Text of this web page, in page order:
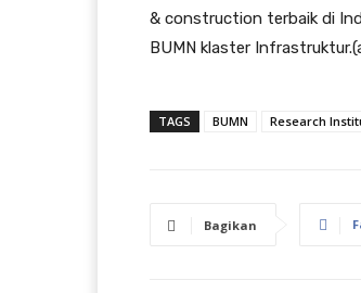
& construction terbaik di
BUMN klaster
TAGS BUMN Research
Bagikan